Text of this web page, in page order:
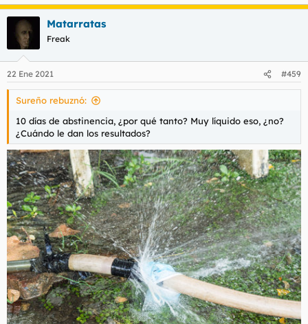
Matarratas
Freak
22 Ene 2021 #459
Sureño rebuznó:
10 días de abstinencia, ¿por qué tanto? Muy líquido eso, ¿no?
¿Cuándo le dan los resultados?